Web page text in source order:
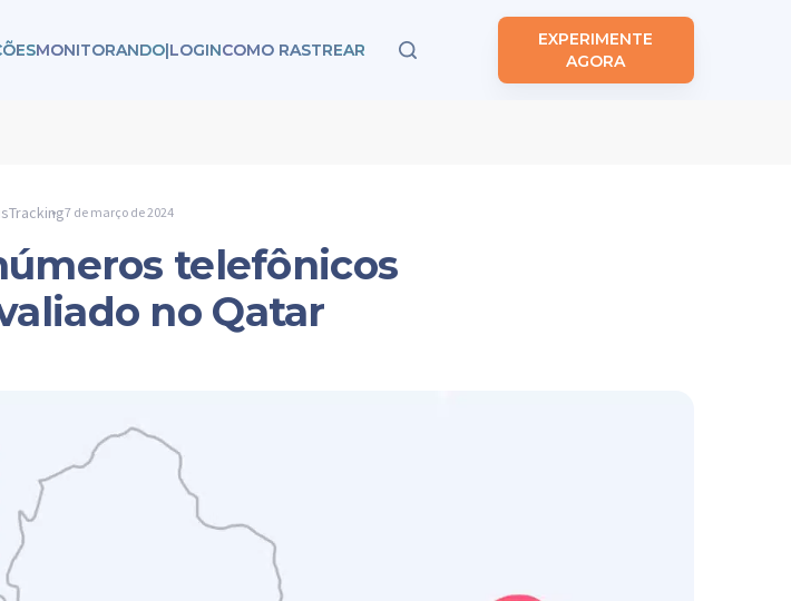
MONITORANDO|LOGINCOMO RASTREAR
EXPERIMENTE
AGORA
Tracking7 de março de 2024
telefônicos
no Qatar